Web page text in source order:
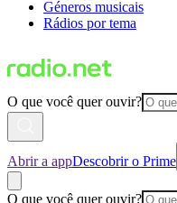
Géneros musicais
Rádios por tema
O que você quer ouvir?
Abrir a appDescobrir o Prime
O que você quer ouvir?